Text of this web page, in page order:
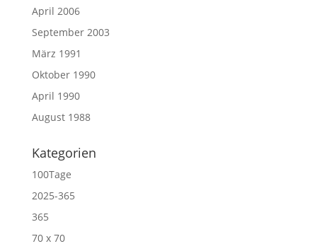
April 2006
September 2003
März 1991
Oktober 1990
April 1990
August 1988
Kategorien
100Tage
2025-365
365
70 x 70